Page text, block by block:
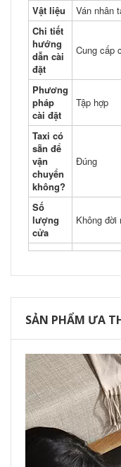
Vật liệu
Ván nhân
Chi tiết
hướng
dẫn cài
đặt
Cung cấp
Phương
pháp
cài đặt
Tập hợp
Taxi có
sẵn để
vận
chuyển
không?
Đúng
Số
lượng
cửa
Không đời
SẢN PHẨM ƯA